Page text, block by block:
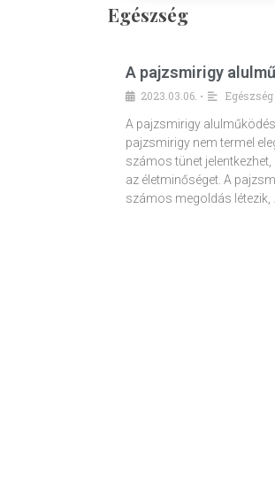
Egészség
A pajzsmirigy
2023.03.06. •
Egészség
A pajzsmirigy
pajzsmirigy nem termel
számos tünet
az életminőséget. A
számos megoldás létezik, …